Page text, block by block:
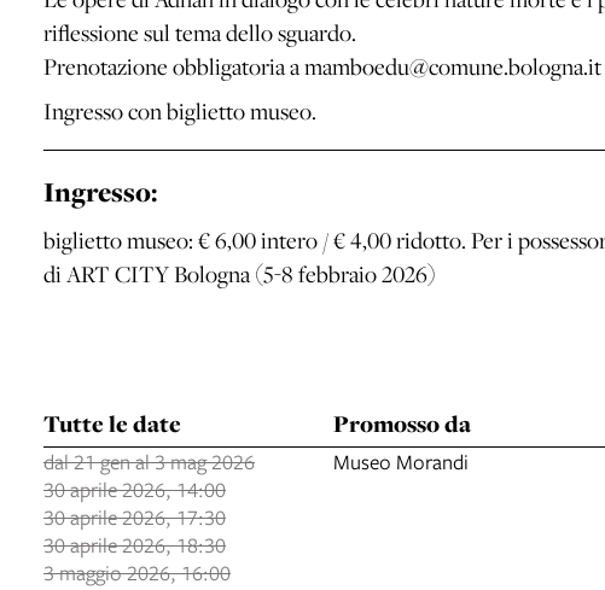
riflessione sul tema dello sguardo.
Prenotazione obbligatoria a
Ingresso con biglietto museo.
Ingresso:
biglietto museo: € 6,00 intero / € 4,00 ridotto. Per i
di ART CITY Bologna (5-8 febbraio 2026)
Tutte le date
dal 21 gen al 3 mag 2026
30 aprile 2026, 14:00
30 aprile 2026, 17:30
30 aprile 2026, 18:30
3 maggio 2026, 16:00
Promosso da
Museo Morandi